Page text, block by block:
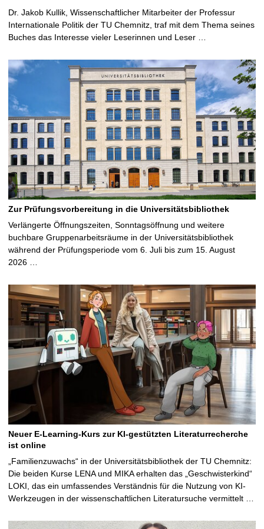
Dr. Jakob Kullik, Wissenschaftlicher Mitarbeiter der Professur
Internationale Politik der TU Chemnitz, traf mit dem Thema seines
Buches das Interesse vieler Leserinnen und Leser …
Zur Prüfungsvorbereitung in die Universitätsbibliothek
Verlängerte Öffnungszeiten, Sonntagsöffnung und weitere
buchbare Gruppenarbeitsräume in der Universitätsbibliothek
während der Prüfungsperiode vom 6. Juli bis zum 15. August
2026 …
Neuer E-Learning-Kurs zur KI-gestützten Literaturrecherche
ist online
„Familienzuwachs“ in der Universitätsbibliothek der TU Chemnitz:
Die beiden Kurse LENA und MIKA erhalten das „Geschwisterkind“
LOKI, das ein umfassendes Verständnis für die Nutzung von KI-
Werkzeugen in der wissenschaftlichen Literatursuche vermittelt …